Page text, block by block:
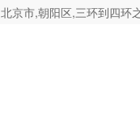
北京市,朝阳区,三环到四环